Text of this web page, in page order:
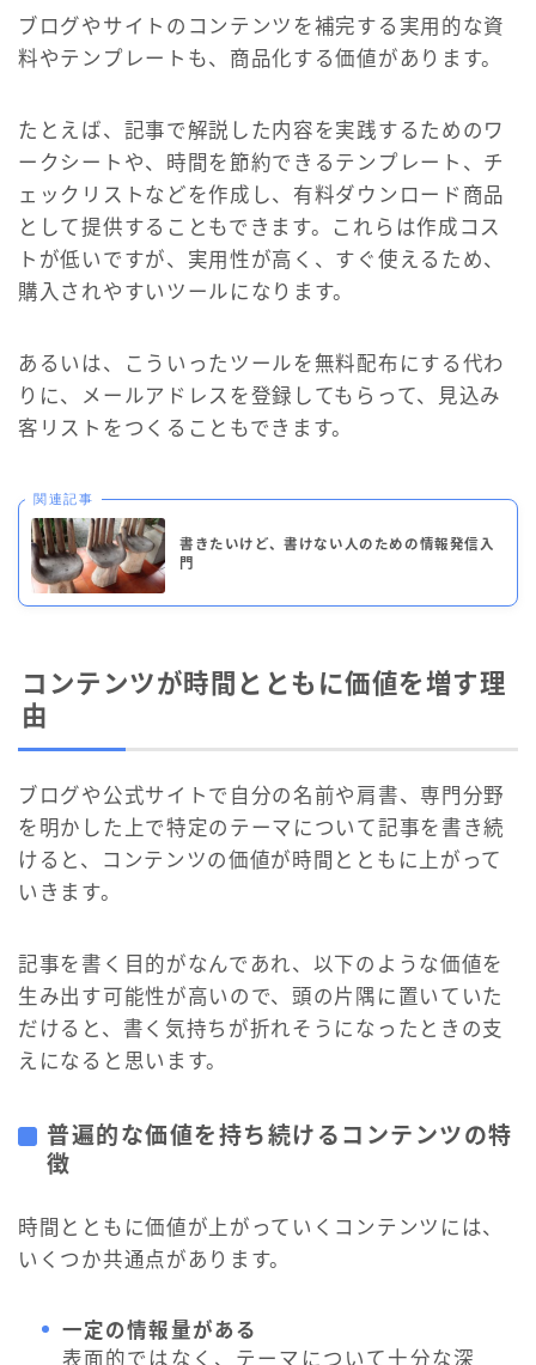
ブログやサイトのコンテンツを補完する実用的な資
料やテンプレートも、商品化する価値があります。
たとえば、記事で解説した内容を実践するためのワ
ークシートや、時間を節約できるテンプレート、チ
ェックリストなどを作成し、有料ダウンロード商品
として提供することもできます。これらは作成コス
トが低いですが、実用性が高く、すぐ使えるため、
購入されやすいツールになります。
あるいは、こういったツールを無料配布にする代わ
りに、メールアドレスを登録してもらって、見込み
客リストをつくることもできます。
関連記事
書きたいけど、書けない人のための情報発信入
門
コンテンツが時間とともに価値を増す理
由
ブログや公式サイトで自分の名前や肩書、専門分野
を明かした上で特定のテーマについて記事を書き続
けると、コンテンツの価値が時間とともに上がって
いきます。
記事を書く目的がなんであれ、以下のような価値を
生み出す可能性が高いので、頭の片隅に置いていた
だけると、書く気持ちが折れそうになったときの支
えになると思います。
普遍的な価値を持ち続けるコンテンツの特
徴
時間とともに価値が上がっていくコンテンツには、
いくつか共通点があります。
一定の情報量がある
表面的ではなく、テーマについて十分な深